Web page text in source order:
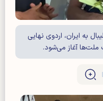
به ایران، اردوی نهایی
ملت‌ها آغاز می‌شود.